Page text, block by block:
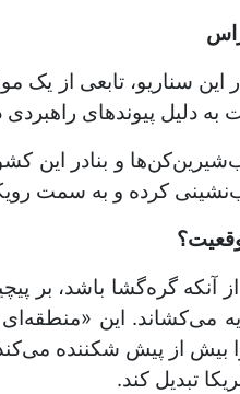
سناریو، تابعی از یک
پیوندهای راهبردی
و بنادر این
کرده و به سمت
از آنکه گره‌گشا باشد،
می‌کشاند. این
بیش از پیش شکننده
تبدیل کند.